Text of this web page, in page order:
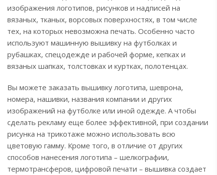
изображения логотипов, рисунков и надписей на
вязаных, тканых, ворсовых поверхностях, в том числе
тех, на которых невозможна печать. Особенно часто
используют машинную вышивку на футболках и
рубашках, спецодежде и рабочей форме, кепках и
вязаных шапках, толстовках и куртках, полотенцах.
Вы можете заказать вышивку логотипа, шеврона,
номера, нашивки, названия компании и других
изображений на футболке или иной одежде. А чтобы
сделать рекламу еще более эффективной, при создании
рисунка на трикотаже можно использовать всю
цветовую гамму. Кроме того, в отличие от других
способов нанесения логотипа – шелкографии,
термотрансферов, цифровой печати – вышивка создает